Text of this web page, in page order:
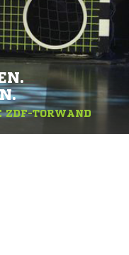
ZDF-TORWAND